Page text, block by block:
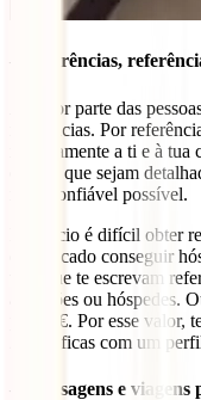
– Referências,
A maior parte das
referências. Por
relativamente a ti e à
crucial que sejam
mais confiável possível.
No início é difícil obter
complicado conseguir
teus que te escrevam
anfitriões ou hóspedes.
por 52€. Por esse valor,
24/7 e ficas com um
– Mensagens e viagens